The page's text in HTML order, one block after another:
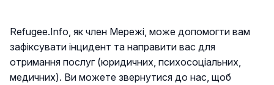
Refugee.Info, як член Мережі, може допомогти вам
зафіксувати інцидент та направити вас для
отримання послуг (юридичних, психосоціальних,
медичних). Ви можете звернутися до нас, щоб